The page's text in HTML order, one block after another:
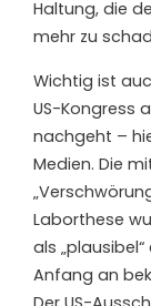
Haltung, die
mehr zu
Wichtig ist
US-Kongress
nachgeht –
Medien. Die
Laborthese
als
Anfang an